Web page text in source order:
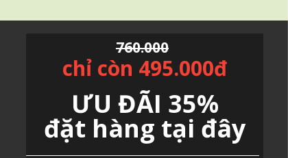
760.000
chỉ còn 495.000đ
ƯU ĐÃI 35%
đặt hàng tại đây